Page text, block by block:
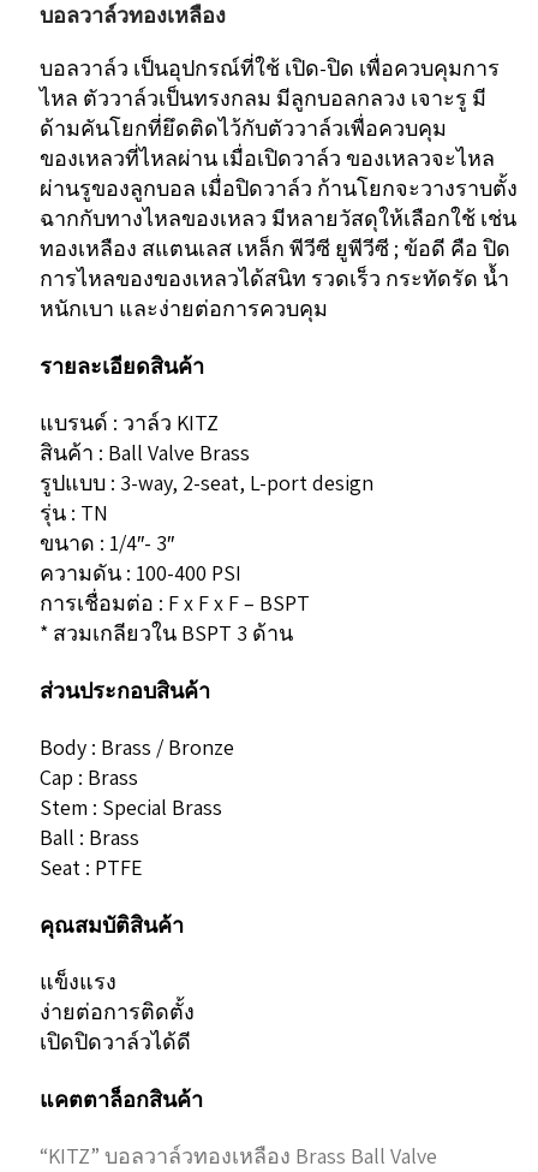
ชิ้น
บอลวาล์วทองเหลือง
บอลวาล์ว เป็นอุปกรณ์ที่ใช้ เปิด-ปิด เพื่อควบคุมการ
ไหล ตัววาล์วเป็นทรงกลม มีลูกบอลกลวง เจาะรู มี
ด้ามคันโยกที่ยึดติดไว้กับตัววาล์วเพื่อควบคุม
ของเหลวที่ไหลผ่าน เมื่อเปิดวาล์ว ของเหลวจะไหล
ผ่านรูของลูกบอล เมื่อปิดวาล์ว ก้านโยกจะวางราบตั้ง
ฉากกับทางไหลของเหลว มีหลายวัสดุให้เลือกใช้ เช่น
ทองเหลือง สแตนเลส เหล็ก พีวีซี ยูพีวีซี ; ข้อดี คือ ปิด
การไหลของของเหลวได้สนิท รวดเร็ว กระทัดรัด น้ำ
หนักเบา และง่ายต่อการควบคุม
รายละเอียดสินค้า
แบรนด์ : วาล์ว KITZ
สินค้า : Ball Valve Brass
รูปแบบ : 3-way, 2-seat, L-port design
รุ่น : TN
ขนาด : 1/4″- 3″
ความดัน : 100-400 PSI
การเชื่อมต่อ : F x F x F – BSPT
* สวมเกลียวใน BSPT 3 ด้าน
ส่วนประกอบสินค้า
Body : Brass / Bronze
Cap : Brass
Stem : Special Brass
Ball : Brass
Seat : PTFE
คุณสมบัติสินค้า
แข็งแรง
ง่ายต่อการติดตั้ง
เปิดปิดวาล์วได้ดี
แคตตาล็อกสินค้า
“KITZ” บอลวาล์วทองเหลือง Brass Ball Valve